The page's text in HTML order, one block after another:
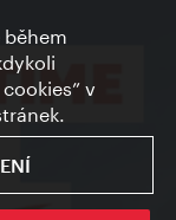
během
v